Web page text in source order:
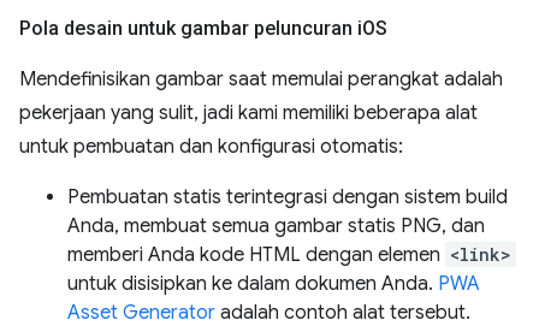
Pola desain untuk gambar peluncuran iOS
Mendefinisikan gambar saat memulai perangkat adalah
pekerjaan yang sulit, jadi kami memiliki beberapa alat
untuk pembuatan dan konfigurasi otomatis:
Pembuatan statis terintegrasi dengan sistem build
Anda, membuat semua gambar statis PNG, dan
memberi Anda kode HTML dengan elemen <link>
untuk disisipkan ke dalam dokumen Anda. PWA
Asset Generator adalah contoh alat tersebut.